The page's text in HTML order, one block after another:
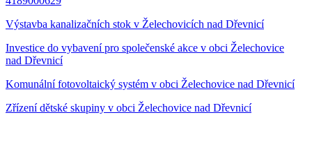
Výstavba kanalizačních stok v Želechovicích nad Dřevnicí
Investice do vybavení pro společenské akce v obci Želechovice
nad Dřevnicí
Komunální fotovoltaický systém v obci Želechovice nad Dřevnicí
Zřízení dětské skupiny v obci Želechovice nad Dřevnicí